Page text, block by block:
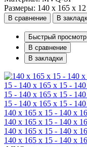
Размеры: 140 x 165 x 12
В сравнение В
Быстрый просмотр
В сравнение
В закладки
140 x 165 x 15 - 140 x
140 x 165 x 15 - 140 x
140 x 165 x 15 - 140 x
140 x 165 x 15 - 140 x